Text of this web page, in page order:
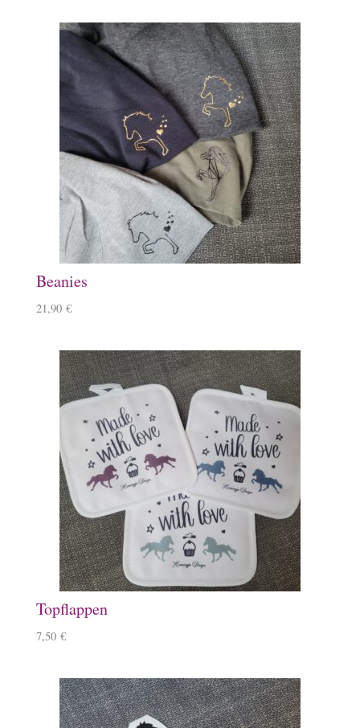
Beanies
21,90 €
Topflappen
7,50 €